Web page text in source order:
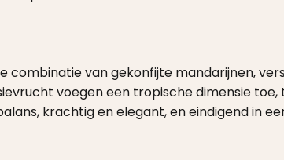
van gekonfijte mandarijnen,
voegen een tropische dimensie toe,
krachtig en elegant, en eindigend in